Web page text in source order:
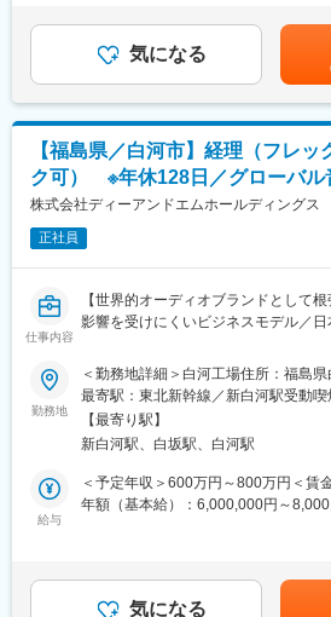
（2）生産計画の立案および進捗管理
（3）納期調整・関係部署（設計／製
（4）顧客折衝（納期や仕様に関する
■組織構成
現在、80名程度のメンバーが在籍し
コツコツと日々の業務を遂行しつつ
談するなどコミュニケーションをとり
でいます。
り、ライフイベントへの理解ある組
「お祝い金制度」が充実しており、
ポートします。
・入社祝い金
・結婚・出産祝い金
・お子様の入学祝い金（大学院入学ま
社員とそのご家族の人生の節目を大
が整っています。
車部品メーカーとなっており、自動車
るポジションであるため、品質基準
る可能性があります。月給(月額)は固
気になる
【福島県／白河市】経理（フレ
ク可） ※年休128日／グローバル
株式会社ディーアンドエムホールディングス
正社員
仕事内容
【世界的オーディオブランドとして
影響を受けにくいビジネスモデル／
アルでフラットな雰囲気の組織で風
年で定着率の良さが特徴】
■業務概要：
主に単体・連結の会計及び部門費予算
算・支払い及び管理にかかわる業務
な会計伝票の起票及び内部統制プロセ
【管理会計】
・部門費予算作成及び予実管理業務
勤務地
＜勤務地詳細＞白河工場住所：福島
最寄駅：東北新幹線／新白河駅受動
の範囲：会社の定める事業所
【最寄り駅】
新白河駅、白坂駅、白河駅
給与
＜予定年収＞600万円～800万円＜賃
年額（基本給）：6,000,000円～
て上下する可能性があります。月給(
です。 気になる